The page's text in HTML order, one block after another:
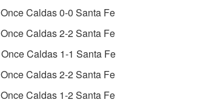
Once Caldas 0-0 Santa Fe
Once Caldas 2-2 Santa Fe
Once Caldas 1-1 Santa Fe
Once Caldas 2-2 Santa Fe
Once Caldas 1-2 Santa Fe